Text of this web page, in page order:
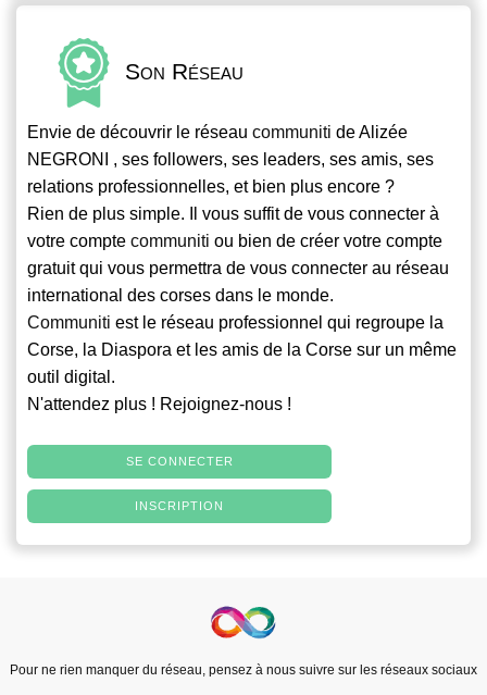
Son Réseau
Envie de découvrir le réseau communiti de Alizée
NEGRONI , ses followers, ses leaders, ses amis, ses
relations professionnelles, et bien plus encore ?
Rien de plus simple. Il vous suffit de vous connecter à
votre compte communiti ou bien de créer votre compte
gratuit qui vous permettra de vous connecter au réseau
international des corses dans le monde.
Communiti est le réseau professionnel qui regroupe la
Corse, la Diaspora et les amis de la Corse sur un même
outil digital.
N'attendez plus ! Rejoignez-nous !
SE CONNECTER
INSCRIPTION
Pour ne rien manquer du réseau, pensez à nous suivre sur les réseaux sociaux